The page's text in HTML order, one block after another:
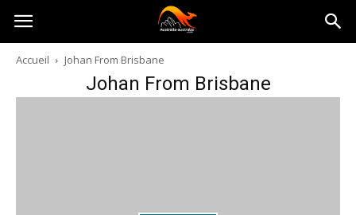
Australia-
australie.com
Accueil Johan From Brisbane
Johan From Brisbane